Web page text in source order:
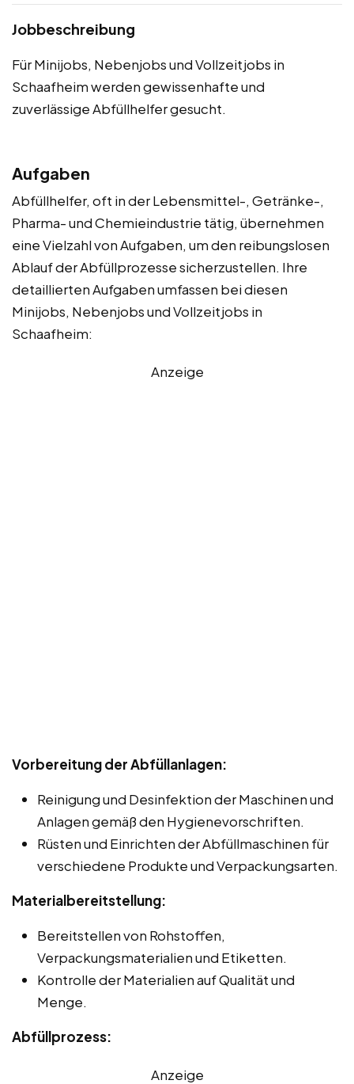
Jobbeschreibung
Für Minijobs, Nebenjobs und Vollzeitjobs in
Schaafheim werden gewissenhafte und
zuverlässige Abfüllhelfer gesucht.
Aufgaben
Abfüllhelfer, oft in der Lebensmittel-, Getränke-,
Pharma- und Chemieindustrie tätig, übernehmen
eine Vielzahl von Aufgaben, um den reibungslosen
Ablauf der Abfüllprozesse sicherzustellen. Ihre
detaillierten Aufgaben umfassen bei diesen
Minijobs, Nebenjobs und Vollzeitjobs in
Schaafheim:
Anzeige
Vorbereitung der Abfüllanlagen:
Reinigung und Desinfektion der Maschinen und
Anlagen gemäß den Hygienevorschriften.
Rüsten und Einrichten der Abfüllmaschinen für
verschiedene Produkte und Verpackungsarten.
Materialbereitstellung:
Bereitstellen von Rohstoffen,
Verpackungsmaterialien und Etiketten.
Kontrolle der Materialien auf Qualität und
Menge.
Abfüllprozess:
Anzeige